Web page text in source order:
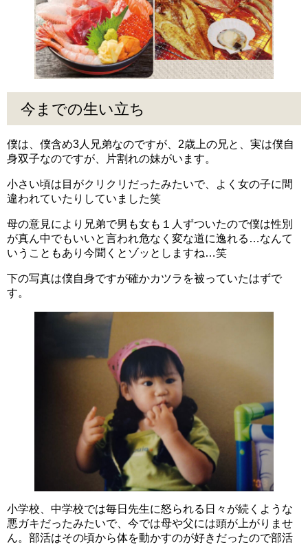
今までの生い立ち
僕は、僕含め3人兄弟なのですが、2歳上の兄と、実は僕自
身双子なのですが、片割れの妹がいます。
小さい頃は目がクリクリだったみたいで、よく女の子に間
違われていたりしていました笑
母の意見により兄弟で男も女も１人ずついたので僕は性別
が真ん中でもいいと言われ危なく変な道に逸れる…なんて
いうこともあり今聞くとゾッとしますね…笑
下の写真は僕自身ですが確かカツラを被っていたはずで
す。
小学校、中学校では毎日先生に怒られる日々が続くような
悪ガキだったみたいで、今では母や父には頭が上がりませ
ん。部活はその頃から体を動かすのが好きだったので部活